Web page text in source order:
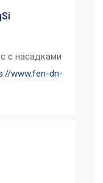
с насадками
www.fen-dn-